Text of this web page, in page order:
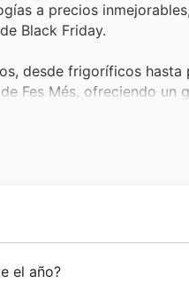
a precios
Black Friday.
desde frigoríficos hasta
Fes Més, ofreciendo un
y nuestros muebles y
en estas
consolidando su
el año?